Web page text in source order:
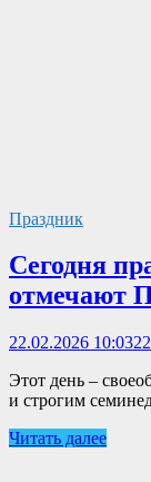
Праздник
Сегодня
отмечают
22.02.2026 10:03
Этот день –
и строгим
Читать далее